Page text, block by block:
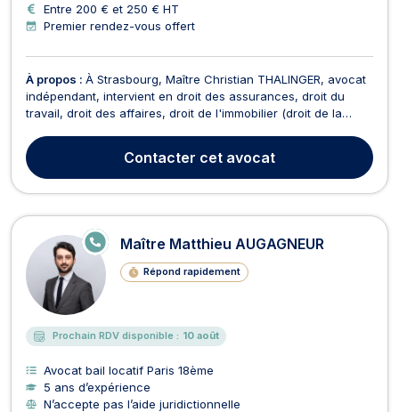
Entre 200 € et 250 € HT
Premier rendez-vous offert
À propos : À Strasbourg, Maître Christian THALINGER, avocat
indépendant, intervient en droit des assurances, droit du
travail, droit des affaires, droit de l'immobilier (droit de la
droit de la consommation et droit social (droit de la sécurité
sociale). Il intervient en d...
Contacter cet avocat
Maître Matthieu AUGAGNEUR
Répond rapidement
E
N
N
E
Prochain RDV disponible : 10 août
Avocat bail locatif Paris 18ème
5 ans d’expérience
N’accepte pas l’aide juridictionnelle